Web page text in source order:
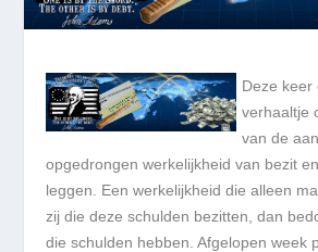
Deze keer
verhaaltje
van de
opgedrongen werkelijkheid van bezit
leggen. Een werkelijkheid die alleen
zij die deze schulden bezitten, dan
die schulden hebben. Afgelopen week